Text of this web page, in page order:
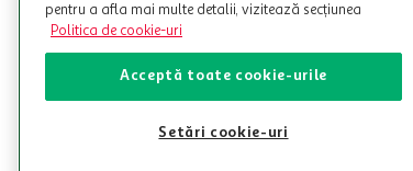
pentru a afla mai multe detalii, vizitează secțiunea
Politica de cookie-uri
Acceptă toate cookie-urile
Setări cookie-uri